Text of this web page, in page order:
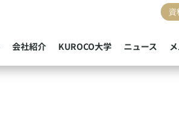
資
会社紹介 KUROCO大学 ニュース